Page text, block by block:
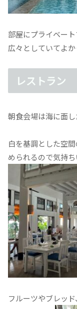
部屋にプライベー
広々としていてよか
レストラン
朝食会場は海に面し
白を基調とした空
められるので気持ち
フルーツやブレッ